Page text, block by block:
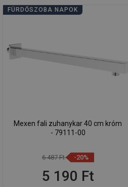
FÜRDŐSZOBA NAPOK
Mexen fali zuhanykar 40 cm króm
- 79111-00
6 487 Ft -20%
5 190 Ft